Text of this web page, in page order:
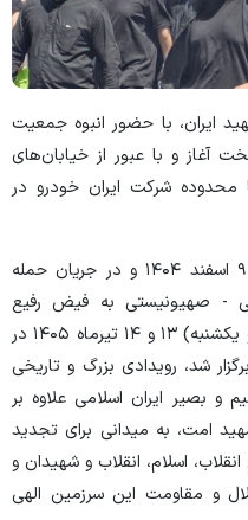
ایران، با حضور انبوه جمعیت
آغاز و با عبور از خیابان‌های
شرکت ایران خودرو در
آیین وداع با آقای شهید ایران که در ۹ اسفند ۱۴۰۴ و در جریان حمله
- صهیونیستی به فیض رفیع
شهادت نایل آمدند، در روز‌های (شنبه و یکشنبه) ۱۳ و ۱۴ تیرماه ۱۴۰۵ در
شد، رویدادی بزرگ و تاریخی
بصیر ایران اسلامی علاوه بر
امت، به میدانی برای تجدید
اسلام، انقلاب و شهیدان و
و مقاومت این سرزمین الهی